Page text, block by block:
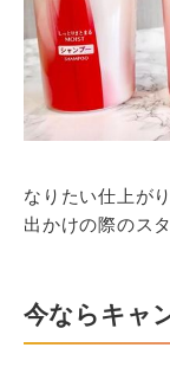
なりたい仕上が
出かけの際のス
今ならキャ